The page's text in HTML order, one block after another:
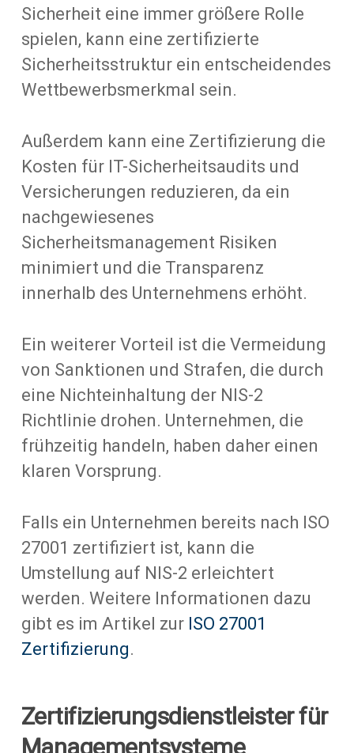
Sicherheit eine immer größere Rolle
spielen, kann eine zertifizierte
Sicherheitsstruktur ein entscheidendes
Wettbewerbsmerkmal sein.
Außerdem kann eine Zertifizierung die
Kosten für IT-Sicherheitsaudits und
Versicherungen reduzieren, da ein
nachgewiesenes
Sicherheitsmanagement Risiken
minimiert und die Transparenz
innerhalb des Unternehmens erhöht.
Ein weiterer Vorteil ist die Vermeidung
von Sanktionen und Strafen, die durch
eine Nichteinhaltung der NIS-2
Richtlinie drohen. Unternehmen, die
frühzeitig handeln, haben daher einen
klaren Vorsprung.
Falls ein Unternehmen bereits nach ISO
27001 zertifiziert ist, kann die
Umstellung auf NIS-2 erleichtert
werden. Weitere Informationen dazu
gibt es im Artikel zur ISO 27001
Zertifizierung.
Zertifizierungsdienstleister für
Managementsysteme